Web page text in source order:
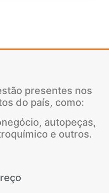
presentes nos
do país, como:
autopeças,
e outros.